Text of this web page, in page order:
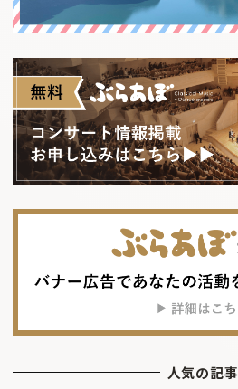
人気の記事